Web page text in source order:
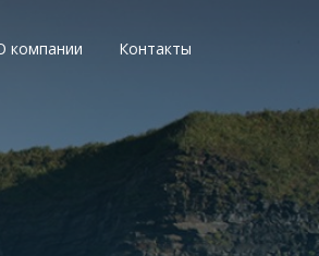
компании Контакты